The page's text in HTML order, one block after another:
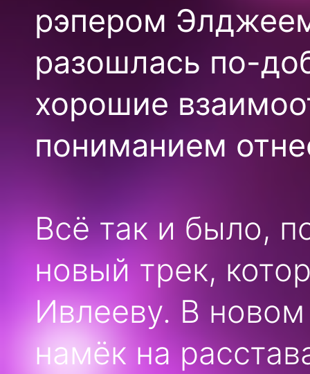
рэпером
разошлась по-
хорошие
пониманием
Всё так и было,
новый трек,
Ивлееву. В
намёк на